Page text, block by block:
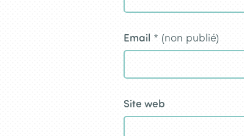
Email * (non publié)
Site web